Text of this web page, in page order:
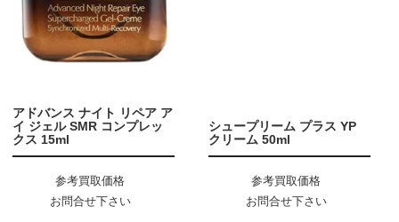
アドバンス ナイト リペア ア
イ ジェル SMR コンプレッ
クス 15ml
参考買取価格
お問合せ下さい
シュープリーム プラス YP
クリーム 50ml
参考買取価格
お問合せ下さい